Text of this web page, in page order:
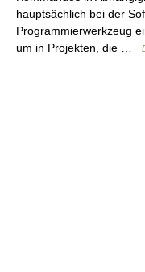
hauptsächlich bei der
Programmierwerkzeug
um in Projekten, die …